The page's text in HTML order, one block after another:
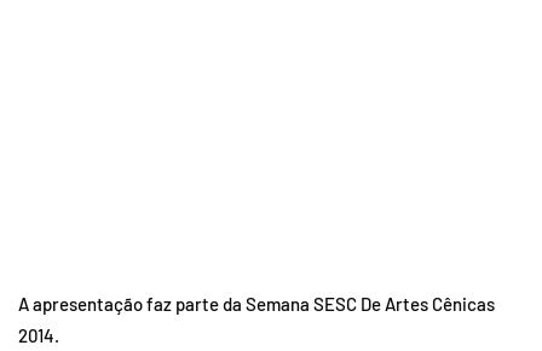
A apresentação faz parte da Semana SESC De Artes Cênicas
2014.